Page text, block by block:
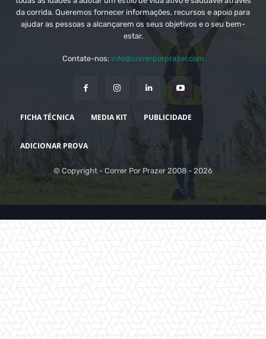
da corrida. Queremos fornecer informações, recursos e apoio para
ajudar as pessoas a alcançarem os seus objetivos e o seu bem-
estar.
Contate-nos: info@correrporprazer.com
FICHA TÉCNICA MEDIA KIT PUBLICIDADE
ADICIONAR PROVA
© Copyright - Correr Por Prazer 2008 - 2026